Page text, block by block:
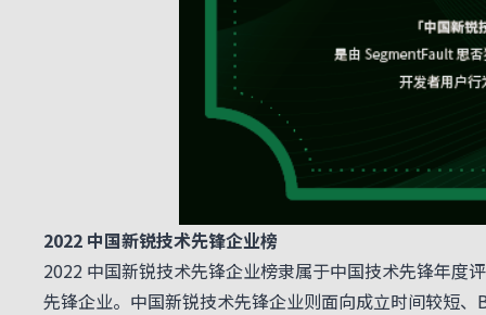
2022 中国新锐技术先锋企业榜
2022 中国新锐技术先锋企业榜隶属于中国技术先锋年度
先锋企业。中国新锐技术先锋企业则面向成立时间较短